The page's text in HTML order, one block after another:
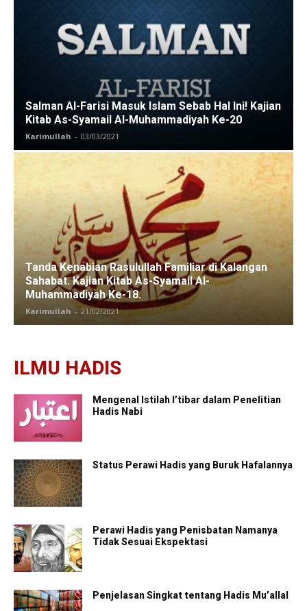
Salman Al-Farisi Masuk Islam Sebab Hal Ini! Kajian
Kitab As-Syamail Al-Muhammadiyah Ke-20
Karimullah - 03/03/2021
Tanda Kenabian Rasulullah Familiar di Kalangan
Sahabat. Kajian Kitab As-Syamail Al-
Muhammadiyah Ke-18.
Karimullah - 21/02/2021
ILMU HADIS
Mengenal Istilah I’tibar dalam Penelitian
Hadis Nabi
Status Perawi Hadis yang Buruk Hafalannya
Perawi Hadis yang Penisbatan Namanya
Tidak Sesuai Ekspektasi
Penjelasan Singkat tentang Hadis Mu’allal